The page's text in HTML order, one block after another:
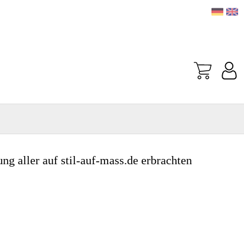
aller auf stil-auf-mass.de erbrachten